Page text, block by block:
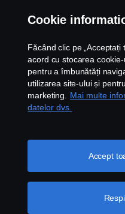
Cookie
Făcând clic pe
acord cu stocarea
pentru a îmbunătăți
utilizarea site-ului și
marketing.
Mai multe
datelor dvs.
Accept